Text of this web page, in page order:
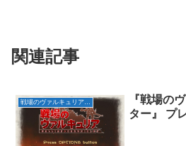
関連記事
戦場のヴァルキュリア リマスター
『戦場の
ター』 プ